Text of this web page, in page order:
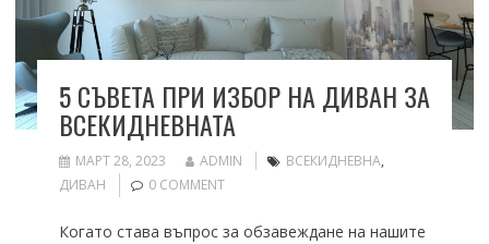
5 СЪВЕТА ПРИ ИЗБОР НА ДИВАН ЗА
ВСЕКИДНЕВНАТА
МАРТ 28, 2023 ADMIN ВСЕКИДНЕВНА,
ДИВАН
0 COMMENT
Когато става въпрос за обзавеждане на нашите